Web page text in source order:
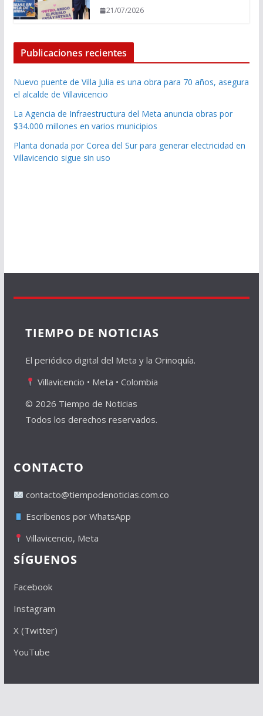
21/07/2026
Publicaciones recientes
Nuevo puente de Villa Julia es una obra para 70 años, asegura
el alcalde de Villavicencio
La Agencia de Infraestructura del Meta anuncia obras por
$34.000 millones en varios municipios
Planta donada por Corea del Sur para generar electricidad en
Villavicencio sigue sin uso
TIEMPO DE NOTICIAS
El periódico digital del Meta y la Orinoquía.
Villavicencio • Meta • Colombia
© 2026 Tiempo de Noticias
Todos los derechos reservados.
CONTACTO
contacto@tiempodenoticias.com.co
Escríbenos por WhatsApp
Villavicencio, Meta
SÍGUENOS
Facebook
Instagram
X (Twitter)
YouTube